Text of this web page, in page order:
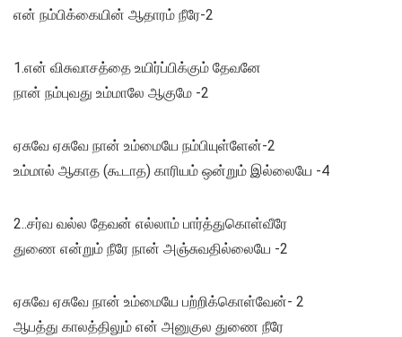
என் நம்பிக்கையின் ஆதாரம் நீரே-2
1.என் விசுவாசத்தை உயிர்ப்பிக்கும் தேவனே
நான் நம்புவது உம்மாலே ஆகுமே -2
ஏசுவே ஏசுவே நான் உம்மையே நம்பியுள்ளேன்-2
உம்மால் ஆகாத (கூடாத) காரியம் ஒன்றும் இல்லையே -4
2..சர்வ வல்ல தேவன் எல்லாம் பார்த்துகொள்வீரே
துணை என்றும் நீரே நான் அஞ்சுவதில்லையே -2
ஏசுவே ஏசுவே நான் உம்மையே பற்றிக்கொள்வேன்- 2
ஆபத்து காலத்திலும் என் அனுகுல துணை நீரே